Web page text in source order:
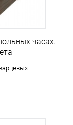
часах.